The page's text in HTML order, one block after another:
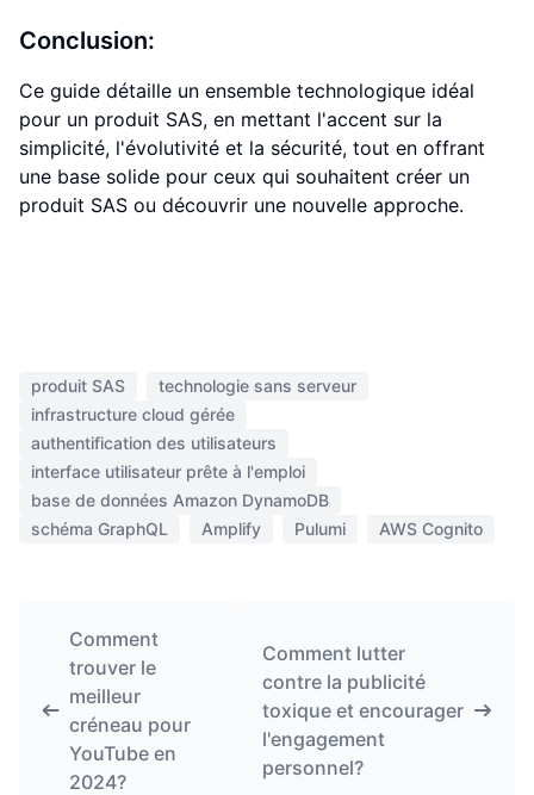
Conclusion:
Ce guide détaille un ensemble technologique idéal
pour un produit SAS, en mettant l'accent sur la
simplicité, l'évolutivité et la sécurité, tout en offrant
une base solide pour ceux qui souhaitent créer un
produit SAS ou découvrir une nouvelle approche.
produit SAS
technologie sans serveur
infrastructure cloud gérée
authentification des utilisateurs
interface utilisateur prête à l'emploi
base de données Amazon DynamoDB
schéma GraphQL
Amplify Pulumi AWS Cognito
Comment
trouver le
meilleur
créneau pour
YouTube en
2024?
Comment lutter
contre la publicité
toxique et encourager
l'engagement
personnel?